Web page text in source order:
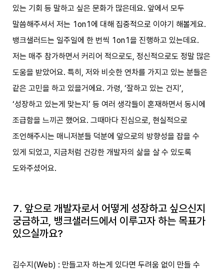
있는 기회 등 말하고 싶은 문화가 많은데요. 앞에서 모두
말씀해주셔서 저는 1on1에 대해 집중적으로 이야기 해볼게요.
뱅크샐러드는 일주일에 한 번씩 1on1을 진행하고 있는데요.
저는 매주 참가하면서 커리어 적으로도, 정신적으로도 정말 많은
도움을 받았어요. 특히, 저와 비슷한 연차를 가지고 있는 분들은
같은 고민을 하고 있을거에요. 가령, ‘잘하고 있는 건지’,
‘성장하고 있는게 맞는지’ 등 여러 생각들이 혼재하면서 동시에
조급함을 느끼곤 했어요. 그때마다 진심으로, 현실적으로
조언해주시는 매니저분들 덕분에 앞으로의 방향성을 잡을 수
있게 되었고, 지금처럼 건강한 개발자의 삶을 살 수 있도록
도와주셨어요.
7. 앞으로 개발자로서 어떻게 성장하고 싶으신지
궁금하고, 뱅크샐러드에서 이루고자 하는 목표가
있으실까요?
김수지(Web) : 만들고자 하는게 있다면 두려움 없이 만들 수